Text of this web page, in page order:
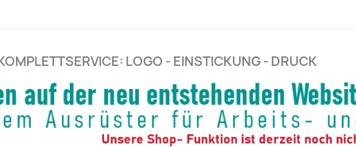
LOGO - EINSTICKUNG - DRUCK